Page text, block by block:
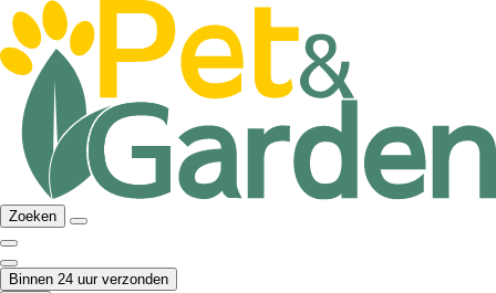
Zoeken
Binnen 24 uur verzonden